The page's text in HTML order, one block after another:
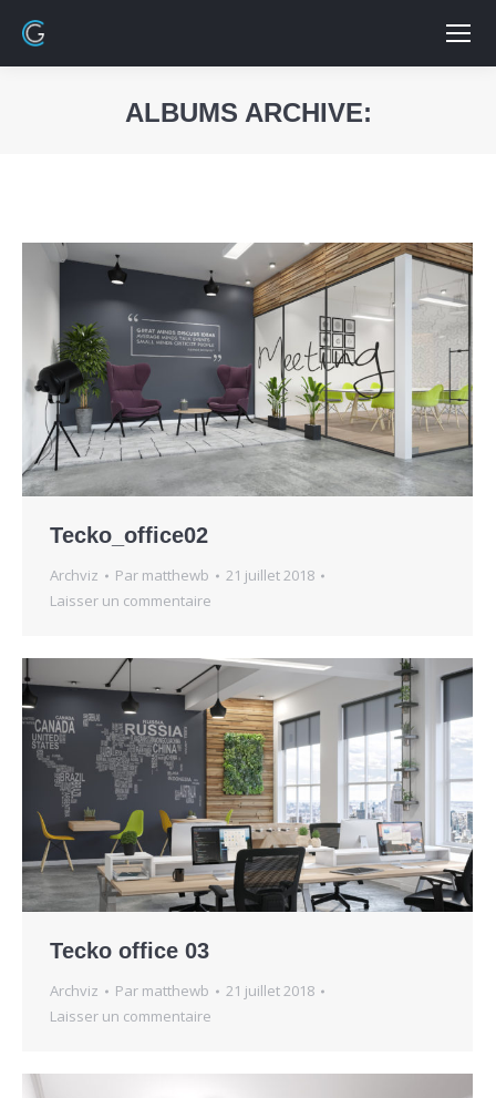
ALBUMS ARCHIVE:
Tecko_office02
Archviz Par matthewb
21 juillet 2018
Laisser un commentaire
Tecko office 03
Archviz Par matthewb
21 juillet 2018
Laisser un commentaire